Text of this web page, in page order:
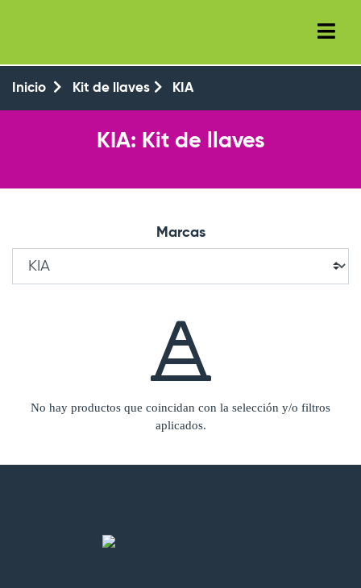
Inicio Kit de llaves KIA
KIA: Kit de llaves
Marcas
No hay productos que coincidan con la selección y/o filtros
aplicados.